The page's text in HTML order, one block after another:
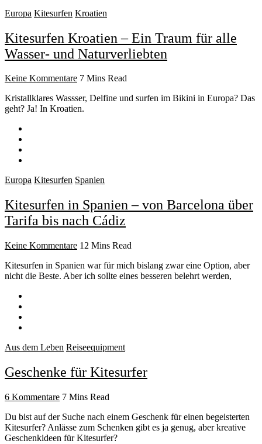
Europa Kitesurfen Kroatien
Kitesurfen Kroatien – Ein Traum für alle
Wasser- und Naturverliebten
Keine Kommentare 7 Mins Read
Kristallklares Wassser, Delfine und surfen im Bikini in Europa? Das
geht? Ja! In Kroatien.
Europa Kitesurfen Spanien
Kitesurfen in Spanien – von Barcelona über
Tarifa bis nach Cádiz
Keine Kommentare 12 Mins Read
Kitesurfen in Spanien war für mich bislang zwar eine Option, aber
nicht die Beste. Aber ich sollte eines besseren belehrt werden,
Aus dem Leben Reiseequipment
Geschenke für Kitesurfer
6 Kommentare 7 Mins Read
Du bist auf der Suche nach einem Geschenk für einen begeisterten
Kitesurfer? Anlässe zum Schenken gibt es ja genug, aber kreative
Geschenkideen für Kitesurfer?